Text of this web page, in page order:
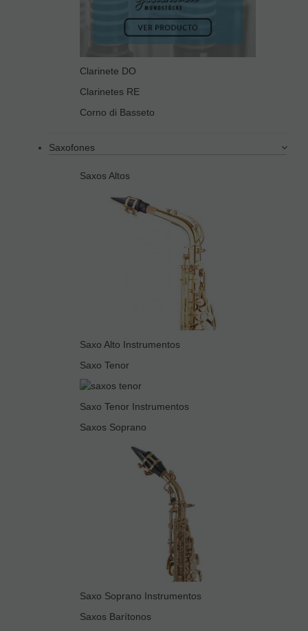
Clarinete DO
Clarinetes RE
Corno di Basseto
Saxofones
Saxos Altos
Saxo Alto Instrumentos
Saxo Tenor
Saxo Tenor Instrumentos
Saxos Soprano
Saxo Soprano Instrumentos
Saxos Barítonos